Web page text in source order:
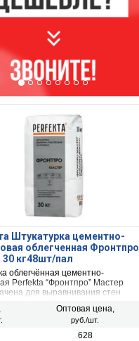
Штукатурка цементно-
облегченная Фронтпро
30 кг48шт/пал
облегчённая цементно-
Perfekta “Фронтпро” Мастер
для выравнивания стен
с любой степенью влажности).
высыхания, прочный
и трещиностойкий слой.
Оптовая цена,
руб./шт.
628